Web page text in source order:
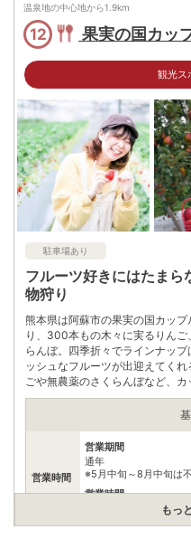
電話番号 967342011
※ 掲載情報は変更になる場合があり
問合せください。
※ 料金情報は税込・税抜表記が混ざ
自身でお問合せください。
温泉地の中心地から1.9km
12 果実の国カッ
観光ス
駐車場あり
フルーツ好きにはたまら
物狩り
熊本県は阿蘇市の果実の国カッ
り、300本もの木々に実るりんご
らんぼ。四季折々でラインナッ
ッシュなフルーツが出迎えてく
ごや無農薬のさくらんぼなど、
られ、安心してフルーツ狩りを
プルズで収穫したフルーツを使
営業時間
営業期間
通年
※5月中旬～8月中旬は
営業時間
平日:10:30～15:00、
もっ